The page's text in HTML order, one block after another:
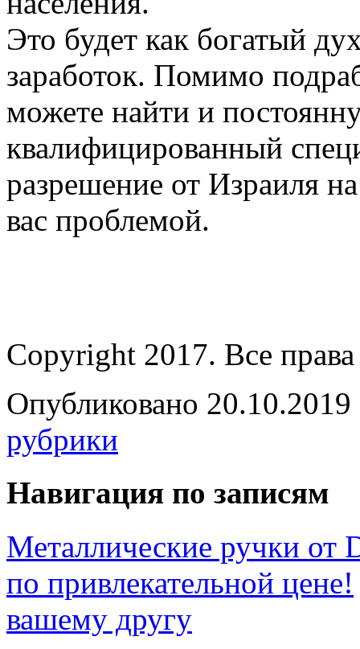
Это будет как богатый
заработок. Помимо
можете найти и
квалифицированный
разрешение от Израиля
вас проблемой.
Copyright 2017. Все
Опубликовано 20.10.2019
рубрики
Навигация по записям
Металлические ручки от
по привлекательной цене!
вашему другу